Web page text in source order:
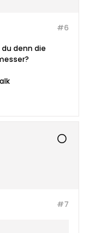
#6
denn die
#7